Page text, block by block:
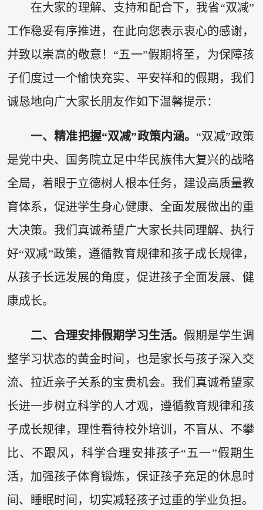
在大家的理解、支持和配合下，我省“双减”
工作稳妥有序推进，在此向您表示衷心的感谢，
并致以崇高的敬意！“五一”假期将至，为保障孩
子们度过一个愉快充实、平安祥和的假期，我们
诚恳地向广大家长朋友作如下温馨提示：
一、精准把握“双减”政策内涵。 “双减”政策
是党中央、国务院立足中华民族伟大复兴的战略
全局，着眼于立德树人根本任务，建设高质量教
育体系，促进学生身心健康、全面发展做出的重
大决策。我们真诚希望广大家长共同理解、执行
好“双减”政策，遵循教育规律和孩子成长规律，
从孩子长远发展的角度，促进孩子全面发展、健
康成长。
二、合理安排假期学习生活。 假期是学生调
整学习状态的黄金时间，也是家长与孩子深入交
流、拉近亲子关系的宝贵机会。我们真诚希望家
长进一步树立科学的人才观，遵循教育规律和孩
子成长规律，理性看待校外培训，不盲从、不攀
比、不跟风，科学合理安排孩子“五一”假期生
活，加强孩子体育锻炼，保证孩子充足的休息时
间、睡眠时间，切实减轻孩子过重的学业负担。